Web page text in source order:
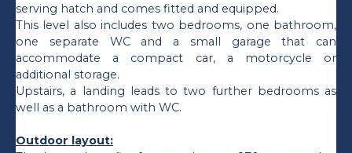
serving hatch and comes fitted and equipped.
This level also includes two bedrooms, one bathroom,
one separate WC and a small garage that can
accommodate a compact car, a motorcycle or
additional storage.
Upstairs, a landing leads to two further bedrooms as
well as a bathroom with WC.
Outdoor layout: